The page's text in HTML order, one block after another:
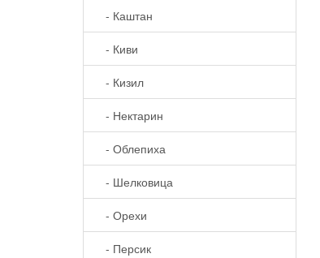
- Каштан
- Киви
- Кизил
- Нектарин
- Облепиха
- Шелковица
- Орехи
- Персик